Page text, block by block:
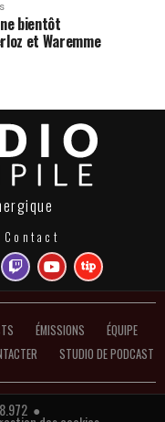
bientôt
et Waremme
ÉMISSIONS
ÉQUIPE
STUDIO DE PODCAST
●